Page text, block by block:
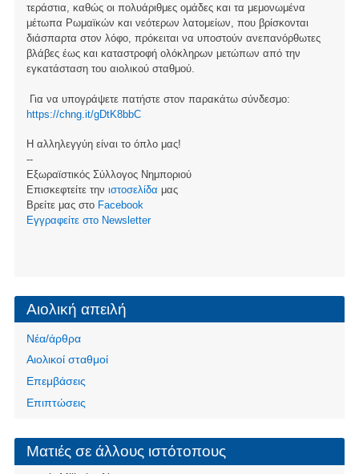
τεράστια, καθώς οι πολυάριθμες ομάδες και τα μεμονωμένα
μέτωπα Ρωμαϊκών και νεότερων λατομείων, που βρίσκονται
διάσπαρτα στον λόφο, πρόκειται να υποστούν ανεπανόρθωτες
βλάβες έως και καταστροφή ολόκληρων μετώπων από την
εγκατάσταση του αιολικού σταθμού.
Για να υπογράψετε πατήστε στον παρακάτω σύνδεσμο:
https://chng.it/gDtK8bbC
Η αλληλεγγύη είναι το όπλο μας!
--
Εξωραϊστικός Σύλλογος Νημποριού
Επισκεφτείτε την ιστοσελίδα μας
Βρείτε μας στο Facebook
Eγγραφείτε στο Newsletter
Αιολική απειλή
Νέα/άρθρα
Αιολικοί σταθμοί
Επεμβάσεις
Επιπτώσεις
Ματιές σε άλλους ιστότοπους